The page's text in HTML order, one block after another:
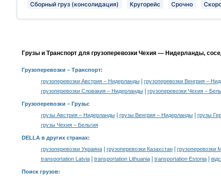
Сборный груз (консолидация) Кругорейс Срочно
Грузы и Транспорт для грузоперевозки Чехия — Нидерланды,
Грузоперевозки – Транспорт:
грузоперевозки Австрия – Нидерланды|
грузоперевозки Венгрия –
грузоперевозки Словакия – Нидерланды| грузоперевозки Чехия –
Грузоперевозки – Грузы:
грузы Австрия – Нидерланды| грузы Венгрия – Нидерланды|
грузы
грузы Чехия – Бельгия
DELLA в других странах:
грузоперевозки Украина| грузоперевозки Казахстан|
грузоперевозки
transportation Latvia| transportation Lithuania| transportation Estonia|
Поиск грузов: